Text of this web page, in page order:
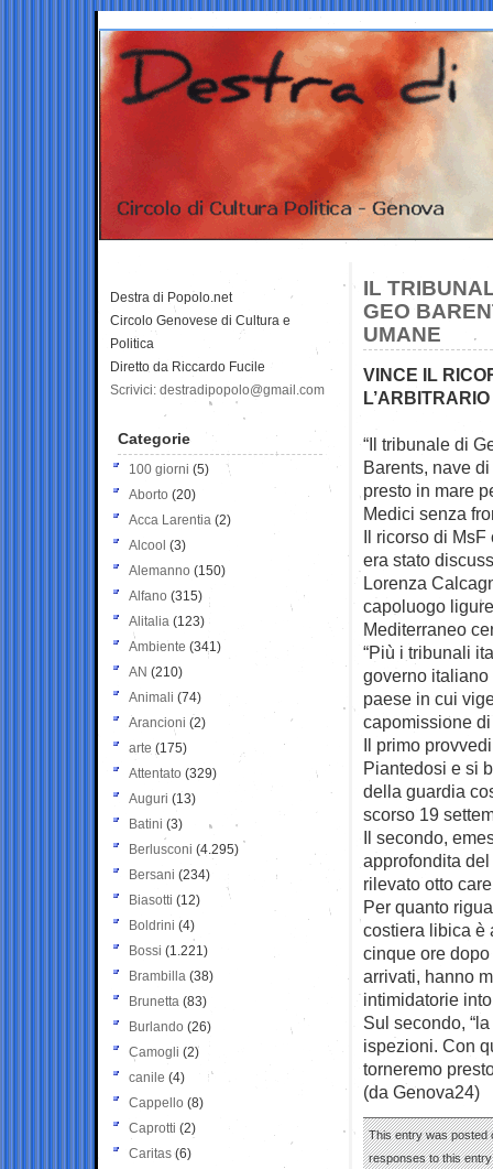
IL
GEO
UMANE
VINCE IL
“Il tribunale di
Barents, nave di
presto in mare
Medici senza
Il ricorso di
era stato
Lorenza
capoluogo
Mediterraneo
“Più i tribunali
governo
paese in cui
capomissione
Il primo
Piantedosi e si
della guardia
scorso 19
Il secondo,
approfondita
rilevato otto
Per quanto
costiera libica è
cinque ore
arrivati, hanno
intimidatorie
Sul secondo,
ispezioni. Con
torneremo
(da Genova24)
This entry was posted
responses to this
Destra di Popolo.net
Circolo Genovese di Cultura e
Politica
Diretto da Riccardo Fucile
Scrivici: destradipopolo@gmail.com
Categorie
100 giorni (5)
Aborto (20)
Acca Larentia (2)
Alcool (3)
Alemanno (150)
Alfano (315)
Alitalia (123)
Ambiente (341)
AN (210)
Animali (74)
Arancioni (2)
arte (175)
Attentato (329)
Auguri (13)
Batini (3)
Berlusconi (4.295)
Bersani (234)
Biasotti (12)
Boldrini (4)
Bossi (1.221)
Brambilla (38)
Brunetta (83)
Burlando (26)
Camogli (2)
canile (4)
Cappello (8)
Caprotti (2)
Caritas (6)